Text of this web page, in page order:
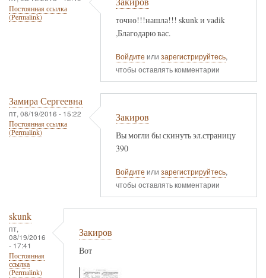
Постоянная ссылка
(Permalink)
точно!!!нашла!!! skunk и vadik
,Благодарю вас.
Войдите или зарегистрируйтесь,
чтобы оставлять комментарии
Замира Сергеевна
пт, 08/19/2016 - 15:22
Постоянная ссылка
(Permalink)
Закиров
Вы могли бы скинуть эл.страницу
390
Войдите или зарегистрируйтесь,
чтобы оставлять комментарии
skunk
пт,
08/19/2016
- 17:41
Постоянная
ссылка
(Permalink)
Закиров
Вот